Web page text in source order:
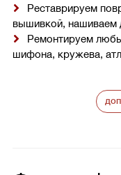
Реставрируем
вышивкой, нашиваем
Ремонтируем
шифона, кружева,